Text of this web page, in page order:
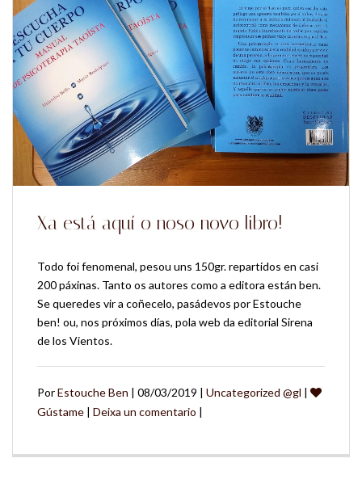
Xa está aquí o noso novo libro!
Todo foi fenomenal, pesou uns 150gr. repartidos en casi
200 páxinas. Tanto os autores como a editora están ben.
Se queredes vir a coñecelo, pasádevos por Estouche
ben! ou, nos próximos días, pola web da editorial Sirena
de los Vientos.
PorEstouche Ben | 08/03/2019 | Uncategorized @gl |
Gústame | Deixa un comentario |